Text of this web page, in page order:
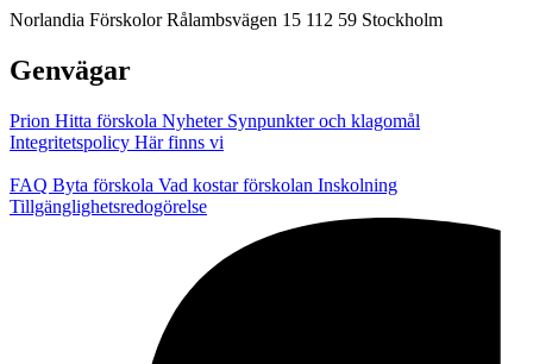
Norlandia Förskolor Rålambsvägen 15 112 59 Stockholm
Genvägar
Prion Hitta förskola Nyheter Synpunkter och klagomål
Integritetspolicy Här finns vi
FAQ Byta förskola Vad kostar förskolan Inskolning
Tillgänglighetsredogörelse